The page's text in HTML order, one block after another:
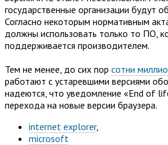
государственные организации будут
Согласно некоторым нормативным
должны использовать только то ПО,
поддерживается производителем.
Тем не менее, до сих пор сотни
работают с устаревшими версиями
надеются, что уведомление «End of
перехода на новые версии браузера.
internet explorer,
microsoft